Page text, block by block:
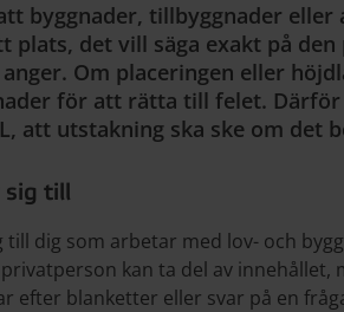
byggnader, tillbyggnader eller
plats, det vill säga exakt på
Om placeringen eller
för att rätta till felet. Därför
att utstakning ska ske om det
sig till
till dig som arbetar med lov- och
kan ta del av innehållet,
efter blanketter eller svar på en